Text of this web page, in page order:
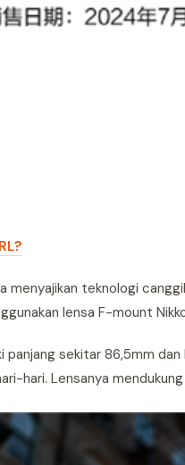
menyajikan teknologi
lensa F-mount
panjang sekitar 86,5mm
hari. Lensanya